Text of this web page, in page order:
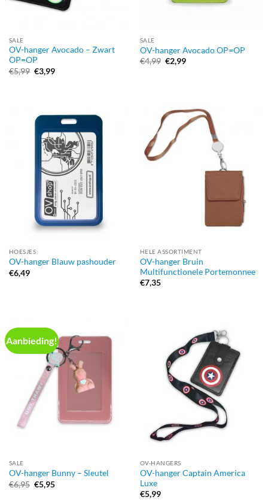
SALE
OV-hanger Avocado – Zwart
OP=OP
€5,99 Oorspronkelijke
prijs
€3,99Huidige
SALE
OV-hanger Avocado OP=OP
€4,99 Oorspronkelijke
prijs
€2,99Huidige
HOESJES
OV-hanger Blauw pashouder
€6,49
HELE ASSORTIMENT
OV-hanger Bruin
Multifunctionele Portemonnee
€7,35
Aanbieding!
SALE
OV-hanger Bunny – Sleutel
€6,95 Oorspronkelijke
prijs
€5,95Huidige
OV-HANGERS
OV-hanger Captain America
Luxe
€5,99